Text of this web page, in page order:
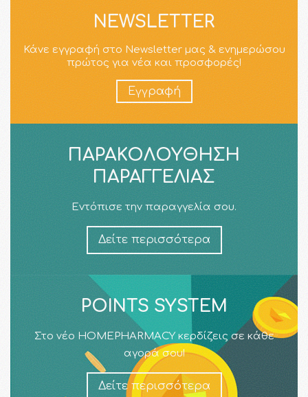
NEWSLETTER
Κάνε εγγραφή στο Newsletter μας & ενημερώσου
πρώτος για νέα και προσφορές!
Εγγραφή
ΠΑΡΑΚΟΛΟΎΘΗΣΗ
ΠΑΡΑΓΓΕΛΊΑΣ
Εντόπισε την παραγγελία σου.
Δείτε περισσότερα
POINTS SYSTEM
Στο νέο HOMEPHARMACY κερδίζεις σε κάθε
αγορά σου!
Δείτε περισσότερα